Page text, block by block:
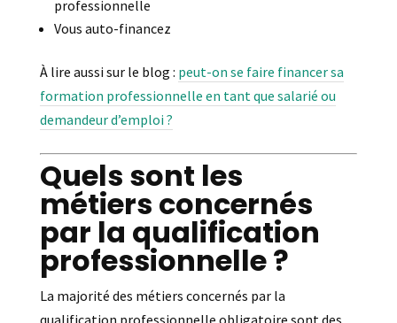
professionnelle
Vous auto-financez
À lire aussi sur le blog : peut-on se faire financer sa
formation professionnelle en tant que salarié ou
demandeur d’emploi ?
Quels sont les
métiers concernés
par la qualification
professionnelle ?
La majorité des métiers concernés par la
qualification professionnelle obligatoire sont des